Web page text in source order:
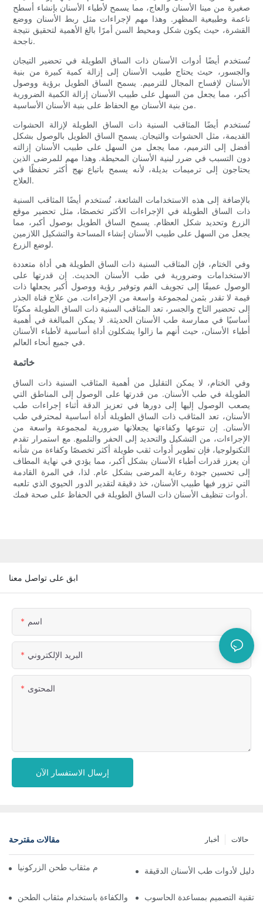
صغيرة من مينا الأسنان والعاج، مما يسمح لأطباء الأسنان بإنشاء أسطح
ناعمة وطبيعية المظهر. وهذا مهم لإجراءات مثل ربط الأسنان ووضع
القشرة، حيث يكون شكل ومحيط السن أمرًا بالغ الأهمية لتحقيق نتيجة
ناجحة.
تُستخدم أيضًا أدوات الأسنان ذات الساق الطويلة في تحضير التيجان
والجسور، حيث يحتاج طبيب الأسنان إلى إزالة كمية كبيرة من بنية
الأسنان لإفساح المجال للترميم. يسمح الساق الطويل برؤية ووصول
أكبر، مما يجعل من السهل على طبيب الأسنان إزالة الكمية الضرورية
من بنية الأسنان مع الحفاظ على بنية الأسنان الأساسية.
تُستخدم أيضًا المثاقب السنية ذات الساق الطويلة لإزالة الحشوات
القديمة، مثل الحشوات والتيجان. يسمح الساق الطويل بالوصول بشكل
أفضل إلى الترميم، مما يجعل من السهل على طبيب الأسنان إزالته
دون التسبب في ضرر لبنية الأسنان المحيطة. وهذا مهم للمرضى الذين
يحتاجون إلى ترميمات بديلة، لأنه يسمح باتباع نهج أكثر تحفظًا في
العلاج.
بالإضافة إلى هذه الاستخدامات الشائعة، تُستخدم أيضًا المثاقب السنية
ذات الساق الطويلة في الإجراءات الأكثر تخصصًا، مثل تحضير موقع
الزرع وتحديد شكل العظام. يسمح الساق الطويل بوصول أكبر، مما
يجعل من السهل على طبيب الأسنان إنشاء المساحة والتشكيل اللازمين
لوضع الزرع.
وفي الختام، فإن المثاقب السنية ذات الساق الطويلة هي أداة متعددة
الاستخدامات وضرورية في طب الأسنان الحديث. إن قدرتها على
الوصول عميقًا إلى تجويف الفم وتوفير رؤية ووصول أكبر يجعلها ذات
قيمة لا تقدر بثمن لمجموعة واسعة من الإجراءات. من علاج قناة الجذر
إلى تحضير التاج والجسر، تعد المثاقب السنية ذات الساق الطويلة مكونًا
أساسيًا في ممارسة طب الأسنان الحديثة. لا يمكن المبالغة في أهمية
أطباء الأسنان، حيث أنهم ما زالوا يشكلون أداة أساسية لأطباء الأسنان
في جميع أنحاء العالم.
خاتمة
وفي الختام، لا يمكن التقليل من أهمية المثاقب السنية ذات الساق
الطويلة في طب الأسنان. من قدرتها على الوصول إلى المناطق التي
يصعب الوصول إليها إلى دورها في تعزيز الدقة أثناء إجراءات طب
الأسنان، تعد المثاقب ذات الساق الطويلة أداة أساسية لمحترفي طب
الأسنان. إن تنوعها وكفاءتها يجعلانها ضرورية لمجموعة واسعة من
الإجراءات، من التشكيل والتحديد إلى الحفر والتلميع. مع استمرار تقدم
التكنولوجيا، فإن تطوير أدوات ثقب طويلة أكثر تخصصًا وكفاءة من شأنه
أن يعزز قدرات أطباء الأسنان بشكل أكبر، مما يؤدي في نهاية المطاف
إلى تحسين جودة رعاية المرضى بشكل عام. لذا، في المرة القادمة
التي تزور فيها طبيب الأسنان، خذ دقيقة لتقدير الدور الحيوي الذي تلعبه
أدوات تنظيف الأسنان ذات الساق الطويلة في الحفاظ على صحة فمك.
ابق على تواصل معنا
اسم
البريد الإلكتروني
المحتوى
إرسال الاستفسار الآن
مقالات مقترحة حالات أخبار
تعظيم الدقة: فوائد استخدام مثقاب طحن الزركونيادليل لأدوات طب الأسنان الدقيقة
تحسين الدقة والكفاءة باستخدام مثقاب الطحن CAD CAM